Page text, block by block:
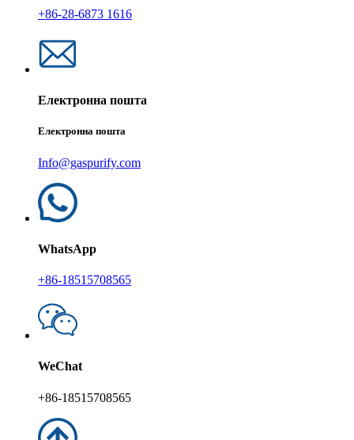
+86-28-6873 1616
Електронна пошта
Електронна пошта
Info@gaspurify.com
WhatsApp
+86-18515708565
WeChat
+86-18515708565